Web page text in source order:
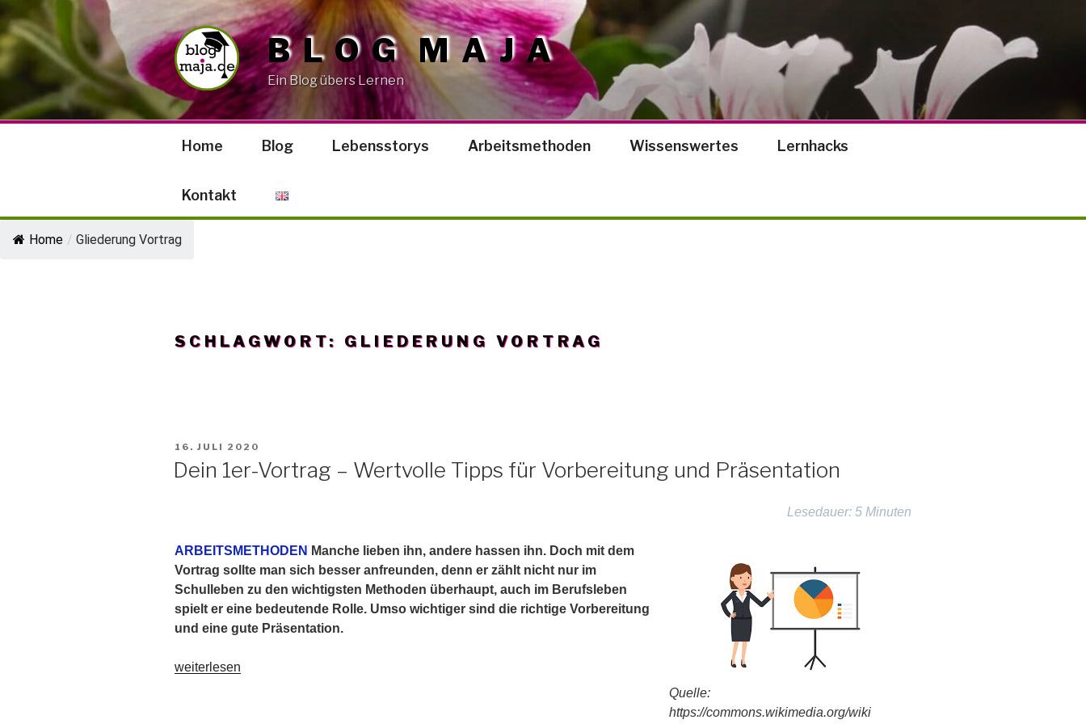
Inhalt
springen
BLOG MAJA
Ein Blog übers Lernen
Home Blog Lebensstorys Arbeitsmethoden Wissenswertes Lernhacks
Kontakt
Home / Gliederung Vortrag
SCHLAGWORT: GLIEDERUNG VORTRAG
VERÖFFENTLICHT
16. JULI 2020
Dein 1er-Vortrag – Wertvolle Tipps für Vorbereitung und Präsentation
Lesedauer: 5 Minuten
Quelle:
https://commons.wikimedia.org/wiki
ARBEITSMETHODEN Manche lieben ihn, andere hassen ihn. Doch mit dem
Vortrag sollte man sich besser anfreunden, denn er zählt nicht nur im
Schulleben zu den wichtigsten Methoden überhaupt, auch im Berufsleben
spielt er eine bedeutende Rolle. Umso wichtiger sind die richtige Vorbereitung
und eine gute Präsentation.
„Dein
weiterlesen